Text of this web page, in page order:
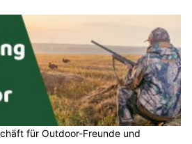
für Outdoor-Freunde und